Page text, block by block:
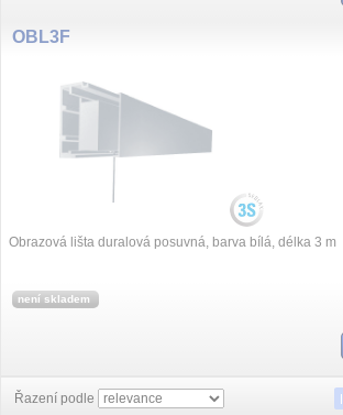
OBL3F
Obrazová lišta duralová posuvná, barva bílá, délka 3 m
není skladem
Řazení podle